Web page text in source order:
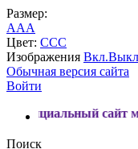
Размер:
AAA
Цвет: CCC
Изображения Вкл.
Обычная версия сайта
Войти
сайт
Поиск